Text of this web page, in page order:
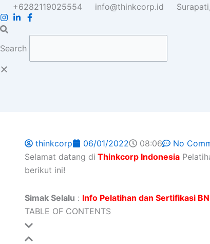
Skip
to
content
+6282119025554 info@thinkcorp.id
Search
thinkcorp 06/01/2022 08:06
No
Selamat datang di Thinkcorp Indonesia
berikut ini!
Simak Selalu : Info Pelatihan dan Sertifikasi
TABLE OF CONTENTS